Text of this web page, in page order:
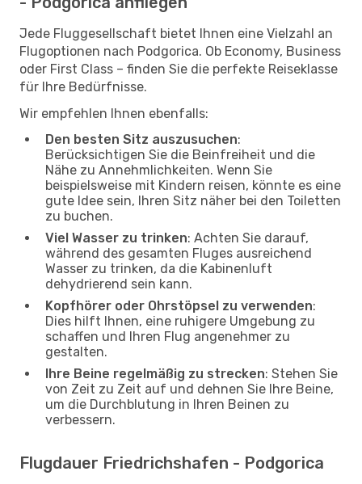
Jede Fluggesellschaft bietet Ihnen eine Vielzahl an
Flugoptionen nach Podgorica. Ob Economy, Business
oder First Class – finden Sie die perfekte Reiseklasse
für Ihre Bedürfnisse.
Wir empfehlen Ihnen ebenfalls:
Den besten Sitz auszusuchen:
Berücksichtigen Sie die Beinfreiheit und die
Nähe zu Annehmlichkeiten. Wenn Sie
beispielsweise mit Kindern reisen, könnte es eine
gute Idee sein, Ihren Sitz näher bei den Toiletten
zu buchen.
Viel Wasser zu trinken: Achten Sie darauf,
während des gesamten Fluges ausreichend
Wasser zu trinken, da die Kabinenluft
dehydrierend sein kann.
Kopfhörer oder Ohrstöpsel zu verwenden:
Dies hilft Ihnen, eine ruhigere Umgebung zu
schaffen und Ihren Flug angenehmer zu
gestalten.
Ihre Beine regelmäßig zu strecken: Stehen Sie
von Zeit zu Zeit auf und dehnen Sie Ihre Beine,
um die Durchblutung in Ihren Beinen zu
verbessern.
Flugdauer Friedrichshafen - Podgorica